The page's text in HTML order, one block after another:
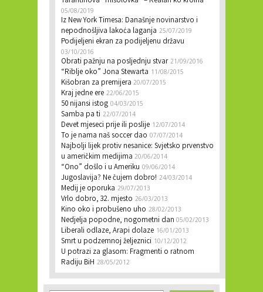
05/08/2019
Iz New York Timesa: Današnje novinarstvo i
nepodnošljiva lakoća laganja 25/07/2019
Podijeljeni ekran za podijeljenu državu
03/10/2016
Obrati pažnju na posljednju stvar 21/09/2016
“Riblje oko” Jona Stewarta 11/08/2015
Kišobran za premijera 20/07/2015
Kraj jedne ere 22/06/2015
50 nijansi istog 04/03/2015
Samba pa ti 22/07/2014
Devet mjeseci prije ili poslije 12/07/2014
To je nama naš soccer dao 07/07/2014
Najbolji lijek protiv nesanice: Svjetsko prvenstvo
u američkim medijima 20/06/2014
“Ono” došlo i u Ameriku 09/06/2014
Jugoslavija? Ne čujem dobro! 24/03/2014
Medij je oporuka 29/07/2013
Vrlo dobro, 32. mjesto 26/03/2013
Kino oko i probušeno uho 28/02/2013
Nedjelja popodne, nogometni dan 05/02/2013
Liberali odlaze, Arapi dolaze 16/01/2013
Smrt u podzemnoj željeznici 10/12/2012
U potrazi za glasom: Fragmenti o ratnom
Radiju BiH 28/05/2012